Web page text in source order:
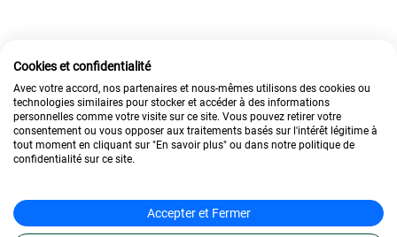
Cookies et confidentialité
Avec votre accord, nos partenaires et nous-mêmes utilisons des cookies ou
technologies similaires pour stocker et accéder à des informations
personnelles comme votre visite sur ce site. Vous pouvez retirer votre
consentement ou vous opposer aux traitements basés sur l'intérêt légitime à
tout moment en cliquant sur "En savoir plus" ou dans notre politique de
confidentialité sur ce site.
Accepter et Fermer